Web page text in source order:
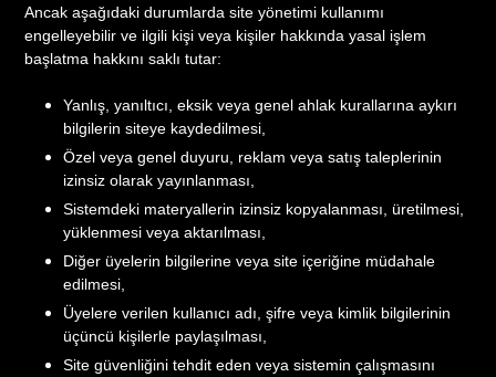
Ancak aşağıdaki durumlarda site yönetimi kullanımı
engelleyebilir ve ilgili kişi veya kişiler hakkında yasal işlem
başlatma hakkını saklı tutar:
Yanlış, yanıltıcı, eksik veya genel ahlak kurallarına aykırı
bilgilerin siteye kaydedilmesi,
Özel veya genel duyuru, reklam veya satış taleplerinin
izinsiz olarak yayınlanması,
Sistemdeki materyallerin izinsiz kopyalanması, üretilmesi,
yüklenmesi veya aktarılması,
Diğer üyelerin bilgilerine veya site içeriğine müdahale
edilmesi,
Üyelere verilen kullanıcı adı, şifre veya kimlik bilgilerinin
üçüncü kişilerle paylaşılması,
Site güvenliğini tehdit eden veya sistemin çalışmasını